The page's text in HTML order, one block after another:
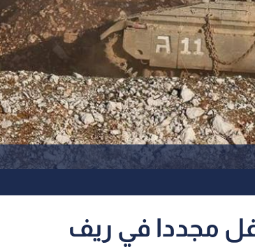
مجددا في ريف